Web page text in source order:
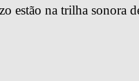
estão na trilha sonora